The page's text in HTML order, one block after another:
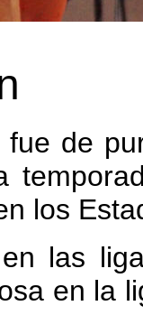
de
los
las
en la